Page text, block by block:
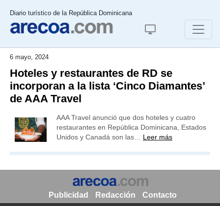
Diario turístico de la República Dominicana
6 mayo, 2024
Hoteles y restaurantes de RD se
incorporan a la lista ‘Cinco Diamantes’
de AAA Travel
AAA Travel anunció que dos hoteles y cuatro
restaurantes en República Dominicana, Estados
Unidos y Canadá son las… Leer más
Publicidad Redacción Contacto